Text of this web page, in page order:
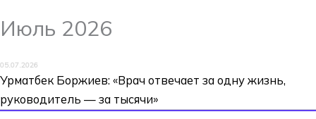
Июль 2026
05.07.2026
Урматбек Боржиев: «Врач отвечает за одну жизнь,
руководитель — за тысячи»